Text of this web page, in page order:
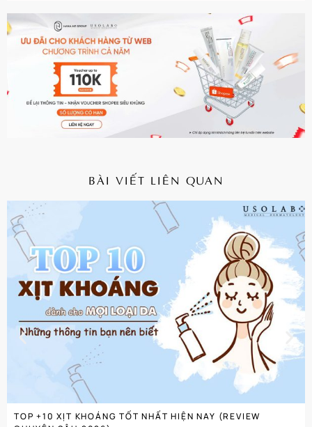
BÀI VIẾT LIÊN QUAN
CHI TIẾT
TOP +10 XỊT KHOÁNG TỐT NHẤT HIỆN NAY (REVIEW